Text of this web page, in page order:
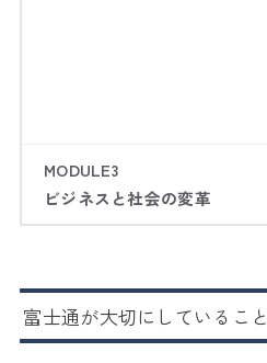
MODULE3
ビジネスと社会の変革
富士通が大切にしていること